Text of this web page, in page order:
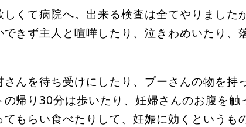
くて病院へ。出来る検査は全てやりました
きず主人と喧嘩したり、泣きわめいたり、
んを待ち受けにしたり、プーさんの物を持
帰り30分は歩いたり、妊婦さんのお腹を触
もらい食べたりして、妊娠に効くというも